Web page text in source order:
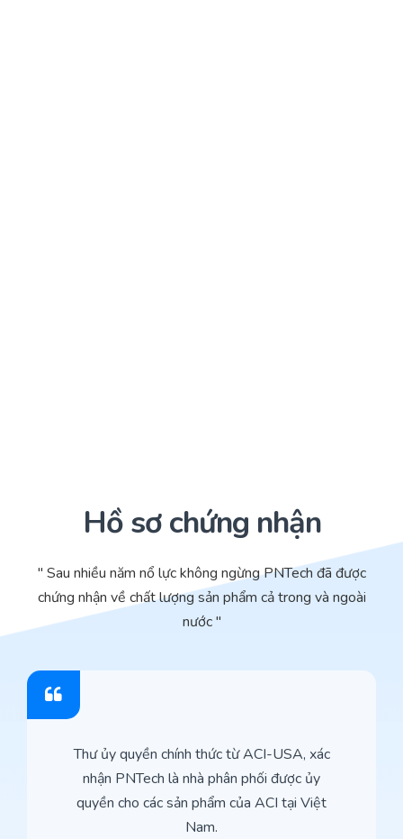
Hồ sơ chứng nhận
" Sau nhiều năm nổ lực không ngừng PNTech đã được
chứng nhận về chất lượng sản phẩm cả trong và ngoài
nước "
Thư ủy quyền chính thức từ ACI-USA, xác
nhận PNTech là nhà phân phối được ủy
quyền cho các sản phẩm của ACI tại Việt
Nam.